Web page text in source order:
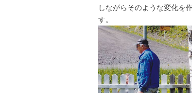
しながらそのような変化を
す。